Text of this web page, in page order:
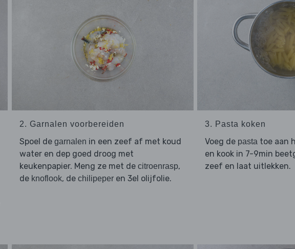
2. Garnalen voorbereiden
Spoel de garnalen in een zeef af met koud
water en dep goed droog met
keukenpapier. Meng ze met de citroenrasp,
de knoflook, de chilipeperen 3el olijfolie.
3. Pasta koken
Voeg de pasta toe aan
en kook in 7-9min
zeef en laat uitlekken.